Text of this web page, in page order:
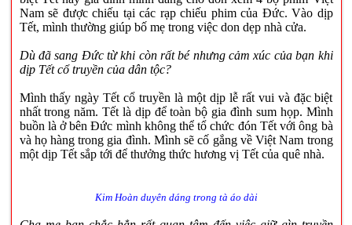
Nam sẽ được chiếu tại các rạp chiếu phim của Đức. Vào dịp
Tết, mình thường giúp bố mẹ trong việc don dẹp nhà cửa.
Dù đã sang Đức từ khi còn rất bé nhưng cảm xúc của bạn khi
dịp Tết cổ truyền của dân tộc?
Mình thấy ngày Tết cổ truyền là một dịp lễ rất vui và đặc biệt
nhất trong năm. Tết là dịp để toàn bộ gia đình sum họp. Mình
buồn là ở bên Đức mình không thể tổ chức đón Tết với ông bà
và họ hàng trong gia đình. Mình sẽ cố gắng về Việt Nam trong
một dịp Tết sắp tới để thưởng thức hương vị Tết của quê nhà.
Kim Hoàn duyên dáng trong tà áo dài